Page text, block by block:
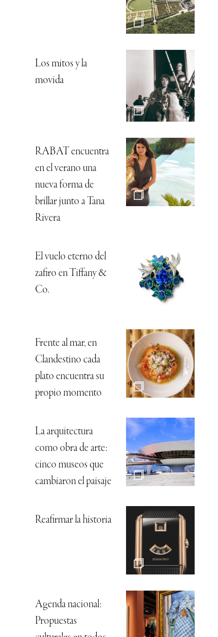
Los mitos y la
movida
RABAT encuentra
en el verano una
nueva forma de
brillar junto a Tana
Rivera
El vuelo eterno del
zafiro en Tiffany &
Co.
Frente al mar, en
Clandestino cada
plato encuentra su
propio momento
La arquitectura
como obra de arte:
cinco museos que
cambiaron el paisaje
Reafirmar la historia
Agenda nacional:
Propuestas